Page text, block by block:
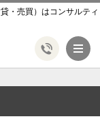
・売買）はコンサルティ